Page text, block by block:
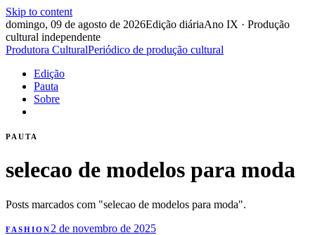
Skip to content
domingo, 09 de agosto de 2026Edição diáriaAno IX · Produção
cultural independente
Produtora CulturalPeriódico de produção cultural
Edição
Pauta
Sobre
PAUTA
selecao de modelos para moda
Posts marcados com "selecao de modelos para moda".
FASHION 2 de novembro de 2025